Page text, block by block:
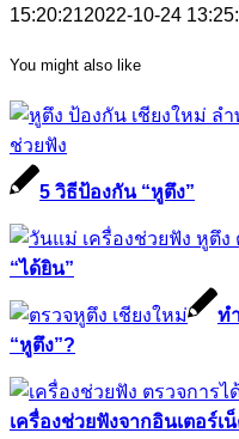
15:20:212022-10-24
You might also like
5 วิธีป้องกัน “หูตึง”
“ได้ยิน”
ท
“หูตึง”?
เครื่องช่วยฟังจากอินเตอร์เ